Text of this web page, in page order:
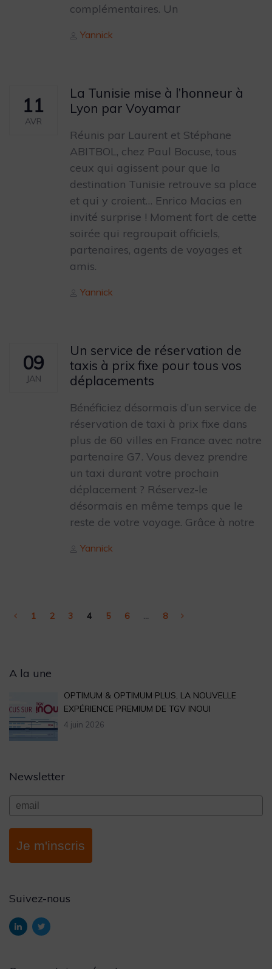
complémentaires. Un
Author
Yannick
11
AVR
La Tunisie mise à l’honneur à
Lyon par Voyamar
Réunis par Laurent et Stéphane
ABITBOL, chez Paul Bocuse, tous
ceux qui agissent pour que la
destination Tunisie retrouve sa place
et qui y croient… Enrico Macias en
invité surprise ! Moment fort de cette
soirée qui regroupait officiels,
partenaires, agents de voyages et
amis.
Author
Yannick
09
JAN
Un service de réservation de
taxis à prix fixe pour tous vos
déplacements
Bénéficiez désormais d’un service de
réservation de taxi à prix fixe dans
plus de 60 villes en France avec notre
partenaire G7. Vous devez prendre
un taxi durant votre prochain
déplacement ? Réservez-le
désormais en même temps que le
reste de votre voyage. Grâce à notre
Author
Yannick
1 2 3 4 5 6 … 8
A la une
OPTIMUM & OPTIMUM PLUS, LA NOUVELLE
EXPÉRIENCE PREMIUM DE TGV INOUI
4 juin 2026
Newsletter
Je m'inscris
Suivez-nous
Archives